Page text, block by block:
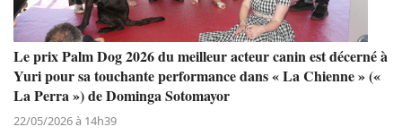
Le prix Palm Dog 2026 du meilleur acteur canin est décerné à
Yuri pour sa touchante performance dans « La Chienne » («
La Perra ») de Dominga Sotomayor
22/05/2026 à 14h39